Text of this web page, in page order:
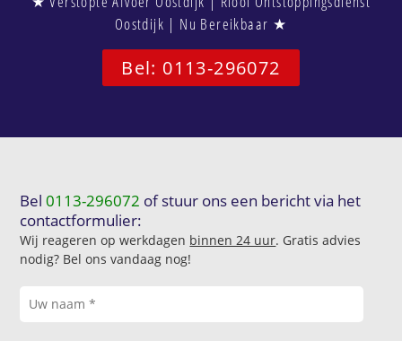
Oostdijk | Nu Bereikbaar ★
Bel: 0113-296072
Bel0113-296072 of stuur ons een bericht via het
contactformulier:
Wij reageren op werkdagen binnen 24 uur. Gratis advies
nodig? Bel ons vandaag nog!